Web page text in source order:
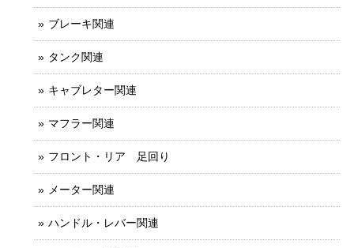
ブレーキ関連
タンク関連
キャブレター関連
マフラー関連
フロント・リア 足回り
メーター関連
ハンドル・レバー関連